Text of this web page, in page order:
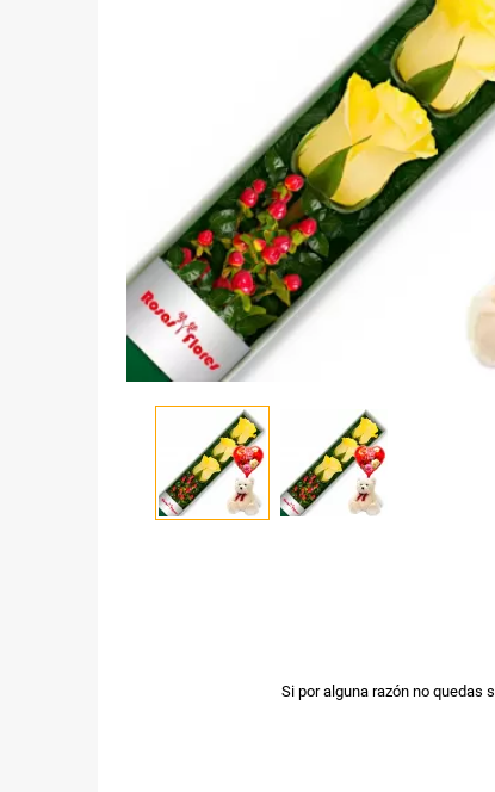
Si por alguna razón no quedas